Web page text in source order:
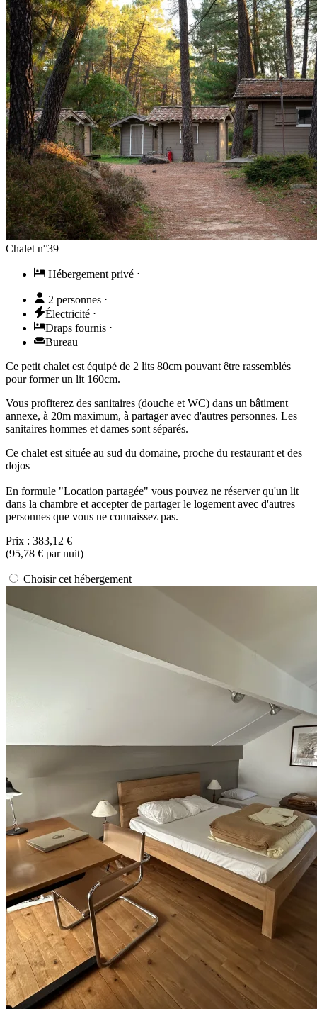
Chalet n°39
Hébergement privé ⋅
2 personnes ⋅
Électricité ⋅
Draps fournis ⋅
Bureau
Ce petit chalet est équipé de 2 lits 80cm pouvant être rassemblés
pour former un lit 160cm.
Vous profiterez des sanitaires (douche et WC) dans un bâtiment
annexe, à 20m maximum, à partager avec d'autres personnes. Les
sanitaires hommes et dames sont séparés.
Ce chalet est située au sud du domaine, proche du restaurant et des
dojos
En formule "Location partagée" vous pouvez ne réserver qu'un lit
dans la chambre et accepter de partager le logement avec d'autres
personnes que vous ne connaissez pas.
Prix : 383,12 €
(95,78 € par nuit)
Choisir cet hébergement